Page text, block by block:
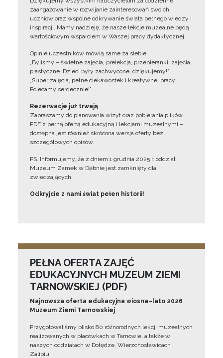
zaangażowanie w rozwijanie zainteresowań swoich
uczniów oraz wspólne odkrywanie świata pełnego wiedzy i
inspiracji. Mamy nadzieję, że nasze lekcje muzealne będą
wartościowym wsparciem w Waszej pracy dydaktycznej.
Opinie uczestników mówią same za siebie:
„Byliśmy – świetne zajęcia, prelekcja, przebieranki, zajęcia
plastyczne. Dzieci były zachwycone, dziękujemy!”
„Super zajęcia, pełne ciekawostek i kreatywnej pracy.
Polecamy serdecznie!”
Rezerwacje już trwają
Zapraszamy do planowania wizyt oraz pobierania plików
PDF z pełną ofertą edukacyjną i lekcjami muzealnymi –
dostępna jest również skrócona wersja oferty bez
szczegółowych opisów.
PS. Informujemy, że z dniem 1 grudnia 2025 r. oddział
Muzeum Zamek w Dębnie jest zamknięty dla
zwiedzających.
Odkryjcie z nami świat pełen historii!
PEŁNA OFERTA ZAJĘĆ
EDUKACYJNYCH MUZEUM ZIEMI
TARNOWSKIEJ (PDF)
Najnowsza oferta edukacyjna wiosna–lato 2026
Muzeum Ziemi Tarnowskiej
Przygotowaliśmy blisko 80 różnorodnych lekcji muzealnych
realizowanych w placówkach w Tarnowie, a także w
naszych oddziałach w Dołędze, Wierzchosławicach i
Zalipiu.